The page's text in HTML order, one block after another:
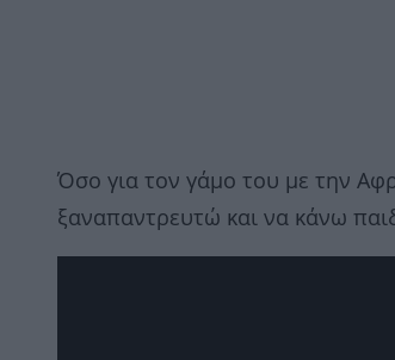
Όσο για τον γάμο του με την
ξαναπαντρευτώ και να κάνω